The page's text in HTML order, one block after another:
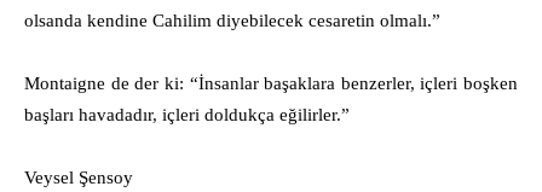
olsanda kendine Cahilim diyebilecek cesaretin olmalı.”
Montaigne de der ki: “İnsanlar başaklara benzerler, içleri boşken
başları havadadır, içleri doldukça eğilirler.”
Veysel Şensoy